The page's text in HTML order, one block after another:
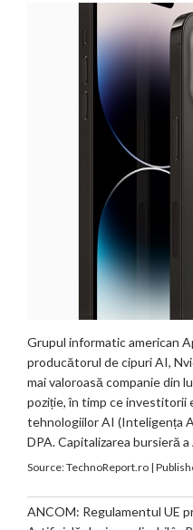
Grupul informatic american
producătorul de cipuri AI,
mai valoroasă companie din
poziție, în timp ce investitorii
tehnologiilor AI (Inteligența
DPA. Capitalizarea bursieră a
Source:TechnoReport.ro|
ANCOM: Regulamentul UE